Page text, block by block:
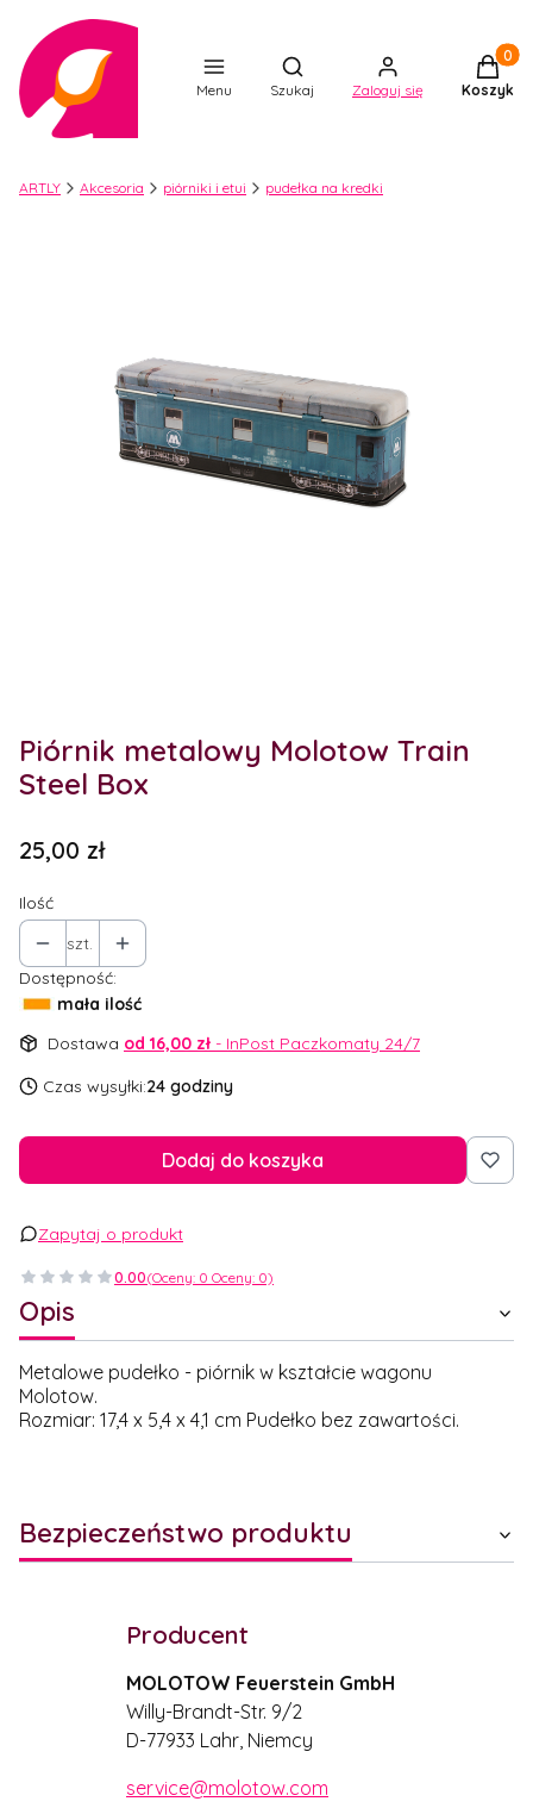
Menu
Otwórz wyszukiwarkę
Szukaj Zaloguj się Koszyk
ARTLY Akcesoria piórniki i etui pudełka na kredki
Piórnik metalowy Molotow Train
Steel Box
Cena
25,00 zł
Ilość
szt.
Dostępność:
mała ilość
Dostawa od 16,00 zł - InPost Paczkomaty 24/7
Czas wysyłki:24 godziny
Dodaj do koszyka
Zapytaj o produkt
0.00(Oceny: 0 Oceny: 0)
Opis
Metalowe pudełko - piórnik w kształcie wagonu
Molotow.
Rozmiar: 17,4 x 5,4 x 4,1 cm Pudełko bez zawartości.
Bezpieczeństwo produktu
Producent
MOLOTOW Feuerstein GmbH
Willy-Brandt-Str. 9/2
D-77933 Lahr, Niemcy
service@molotow.com